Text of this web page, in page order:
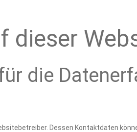
dieser
die
Dessen Kontaktdaten